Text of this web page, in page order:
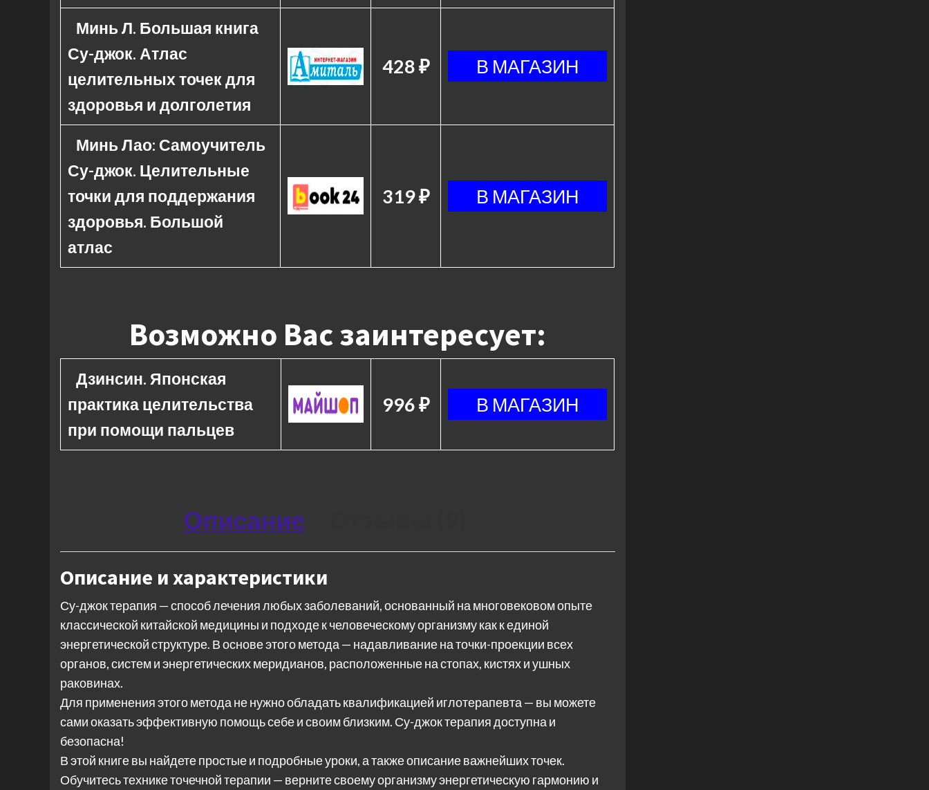
Минь Л. Большая книга
Су-джок. Атлас
целительных точек для
здоровья и долголетия
428 ₽
Минь Лао: Самоучитель
Су-джок. Целительные
точки для поддержания
здоровья. Большой
атлас
319 ₽
Возможно Вас заинтересует:
Дзинсин. Японская
практика целительства
при помощи пальцев
996 ₽
Описание
Описание и характеристики
Су-джок терапия — способ лечения любых заболеваний, основанный на многовековом опыте
классической китайской медицины и подходе к человеческому организму как к единой
энергетической структуре. В основе этого метода — надавливание на точки-проекции всех
органов, систем и энергетических меридианов, расположенные на стопах, кистях и ушных
раковинах.
Для применения этого метода не нужно обладать квалификацией иглотерапевта — вы можете
сами оказать эффективную помощь себе и своим близким. Су-джок терапия доступна и
безопасна!
В этой книге вы найдете простые и подробные уроки, а также описание важнейших точек.
Обучитесь технике точечной терапии — верните своему организму энергетическую гармонию и